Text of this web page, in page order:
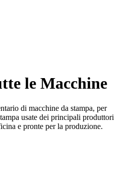
le Macchine
di macchine da stampa, per
usate dei principali produttori
e pronte per la produzione.